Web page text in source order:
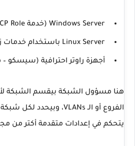
Windows Server (خدمة DHCP Role).
Linux Server باستخدام خدمات زي
أجهزة راوتر احترافية (سيسكو
هنا مسؤول الشبكة بيقسم الشبكة
يتحكم في إعدادات متقدمة أكتر من